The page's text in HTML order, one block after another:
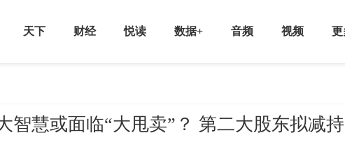
天下 财经 悦读 数据+ 音频 视频 更
智慧或面临“大甩卖”？ 第二大股东拟减持